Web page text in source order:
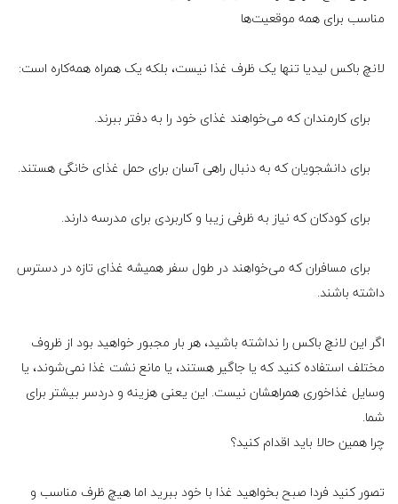
مناسب برای همه موقعیت‌ها
لانچ باکس لیدیا تنها یک ظرف غذا نیست، بلکه یک همراه همه‌کاره است:
برای کارمندان که می‌خواهند غذای خود را به دفتر ببرند.
برای دانشجویان که به دنبال راهی آسان برای حمل غذای خانگی هستند.
برای کودکان که نیاز به ظرفی زیبا و کاربردی برای مدرسه دارند.
برای مسافران که می‌خواهند در طول سفر همیشه غذای تازه در دسترس
داشته باشند.
اگر این لانچ باکس را نداشته باشید، هر بار مجبور خواهید بود از ظروف
مختلف استفاده کنید که یا جاگیر هستند، یا مانع نشت غذا نمی‌شوند، یا
وسایل غذاخوری همراهشان نیست. این یعنی هزینه و دردسر بیشتر برای
شما.
چرا همین حالا باید اقدام کنید؟
تصور کنید فردا صبح بخواهید غذا با خود ببرید اما هیچ ظرف مناسب و